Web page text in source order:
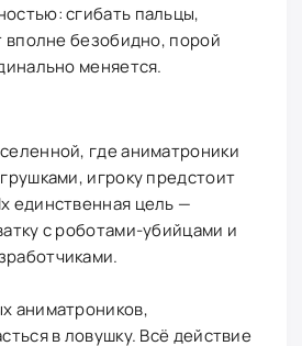
сгибать пальцы,
вполне безобидно, порой
меняется.
где аниматроники
игроку предстоит
единственная цель —
с роботами-убийцами и
аниматроников,
в ловушку. Всё действие